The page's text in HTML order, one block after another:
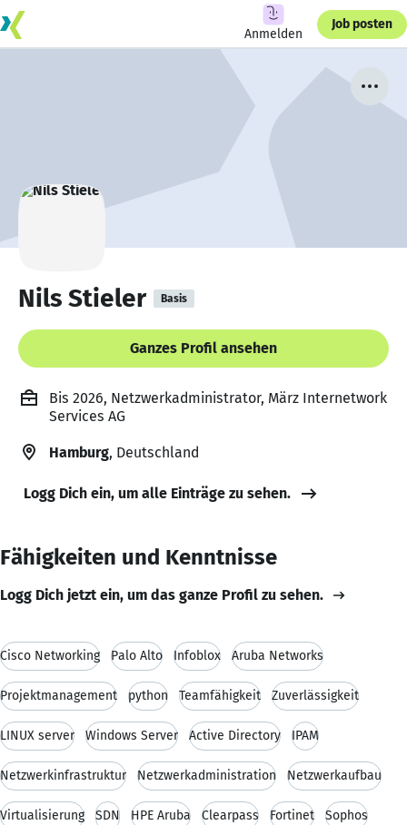
Anmelden
Job posten
Nils Stieler Basis
Ganzes Profil ansehen
Bis 2026, Netzwerkadministrator, März Internetwork
Services AG
Hamburg, Deutschland
Logg Dich ein, um alle Einträge zu sehen.
Fähigkeiten und Kenntnisse
Logg Dich jetzt ein, um das ganze Profil zu sehen.
Cisco Networking Palo Alto Infoblox Aruba Networks
Projektmanagement python Teamfähigkeit Zuverlässigkeit
LINUX server Windows Server Active Directory IPAM
Netzwerkinfrastruktur Netzwerkadministration Netzwerkaufbau
Virtualisierung SDN HPE Aruba Clearpass Fortinet Sophos